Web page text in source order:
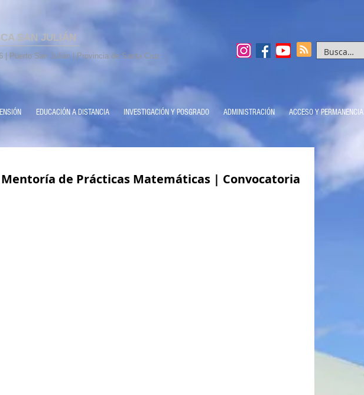
SAN JULIÁN
| Puerto San Julián | Provincia de Santa Cruz
EDUCACIÓN A DISTANCIA INVESTIGACIÓN Y POSGRADO ADMINISTRACIÓN ACCESO Y PERMANENCIA
de Prácticas Matemáticas | Convocatoria